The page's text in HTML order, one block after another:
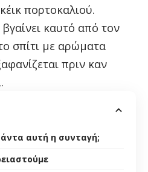
πορτοκαλιού.
καυτό από τον
σπίτι με αρώματα
πριν καν
αυτή η συνταγή;